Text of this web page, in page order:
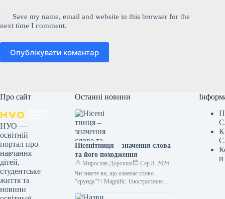
Save my name, email and website in this browser for the
next time I comment.
Опублікувати коментар
Про сайт
НУО —
освітній
портал про
навчання
дітей,
студентське
життя та
новини
Останні новини
Нісенітниця – значення слова
та його походження
Мирослав Дорошко
Сер 8, 2026
Чи знаєте ви, що означає слово
“єрунда”? / Magnific. Ілюстративне
буває цікавішою за саме його…
и